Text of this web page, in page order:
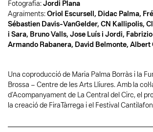
Fotografia: Jordi Plana
Agraïments: Oriol Escursell, Didac Palma,
Sébastien Davis-VanGelder, CN Kallipolis,
i Sara, Bruno Valls, Jose Luís i Jordi,
Armando Rabanera, David Belmonte, Albert
Una coproducció de Maria Palma Borràs i la
Brossa – Centre de les Arts Lliures. Amb la
d’Acompanyament de La Central del Circ, el
la creació de FiraTàrrega i el Festival